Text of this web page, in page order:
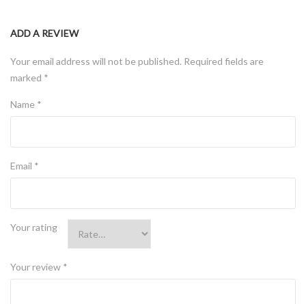
ADD A REVIEW
Your email address will not be published. Required fields are
marked *
Name *
Email *
Your rating
Your review *